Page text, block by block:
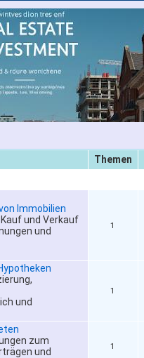
Themen
Immobilien
und Verkauf
und
1
und
1
zum
und
1